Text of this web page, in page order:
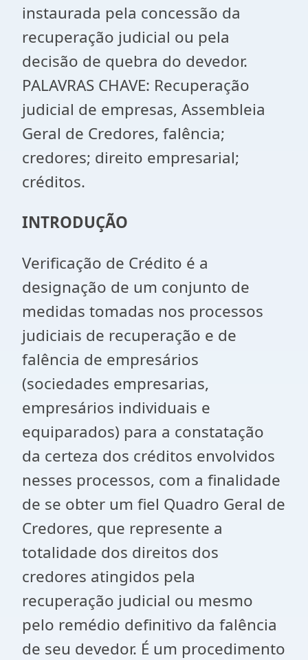
instaurada pela concessão da
recuperação judicial ou pela
decisão de quebra do devedor.
PALAVRAS CHAVE: Recuperação
judicial de empresas, Assembleia
Geral de Credores, falência;
credores; direito empresarial;
créditos.
INTRODUÇÃO
Verificação de Crédito é a
designação de um conjunto de
medidas tomadas nos processos
judiciais de recuperação e de
falência de empresários
(sociedades empresarias,
empresários individuais e
equiparados) para a constatação
da certeza dos créditos envolvidos
nesses processos, com a finalidade
de se obter um fiel Quadro Geral de
Credores, que represente a
totalidade dos direitos dos
credores atingidos pela
recuperação judicial ou mesmo
pelo remédio definitivo da falência
de seu devedor. É um procedimento